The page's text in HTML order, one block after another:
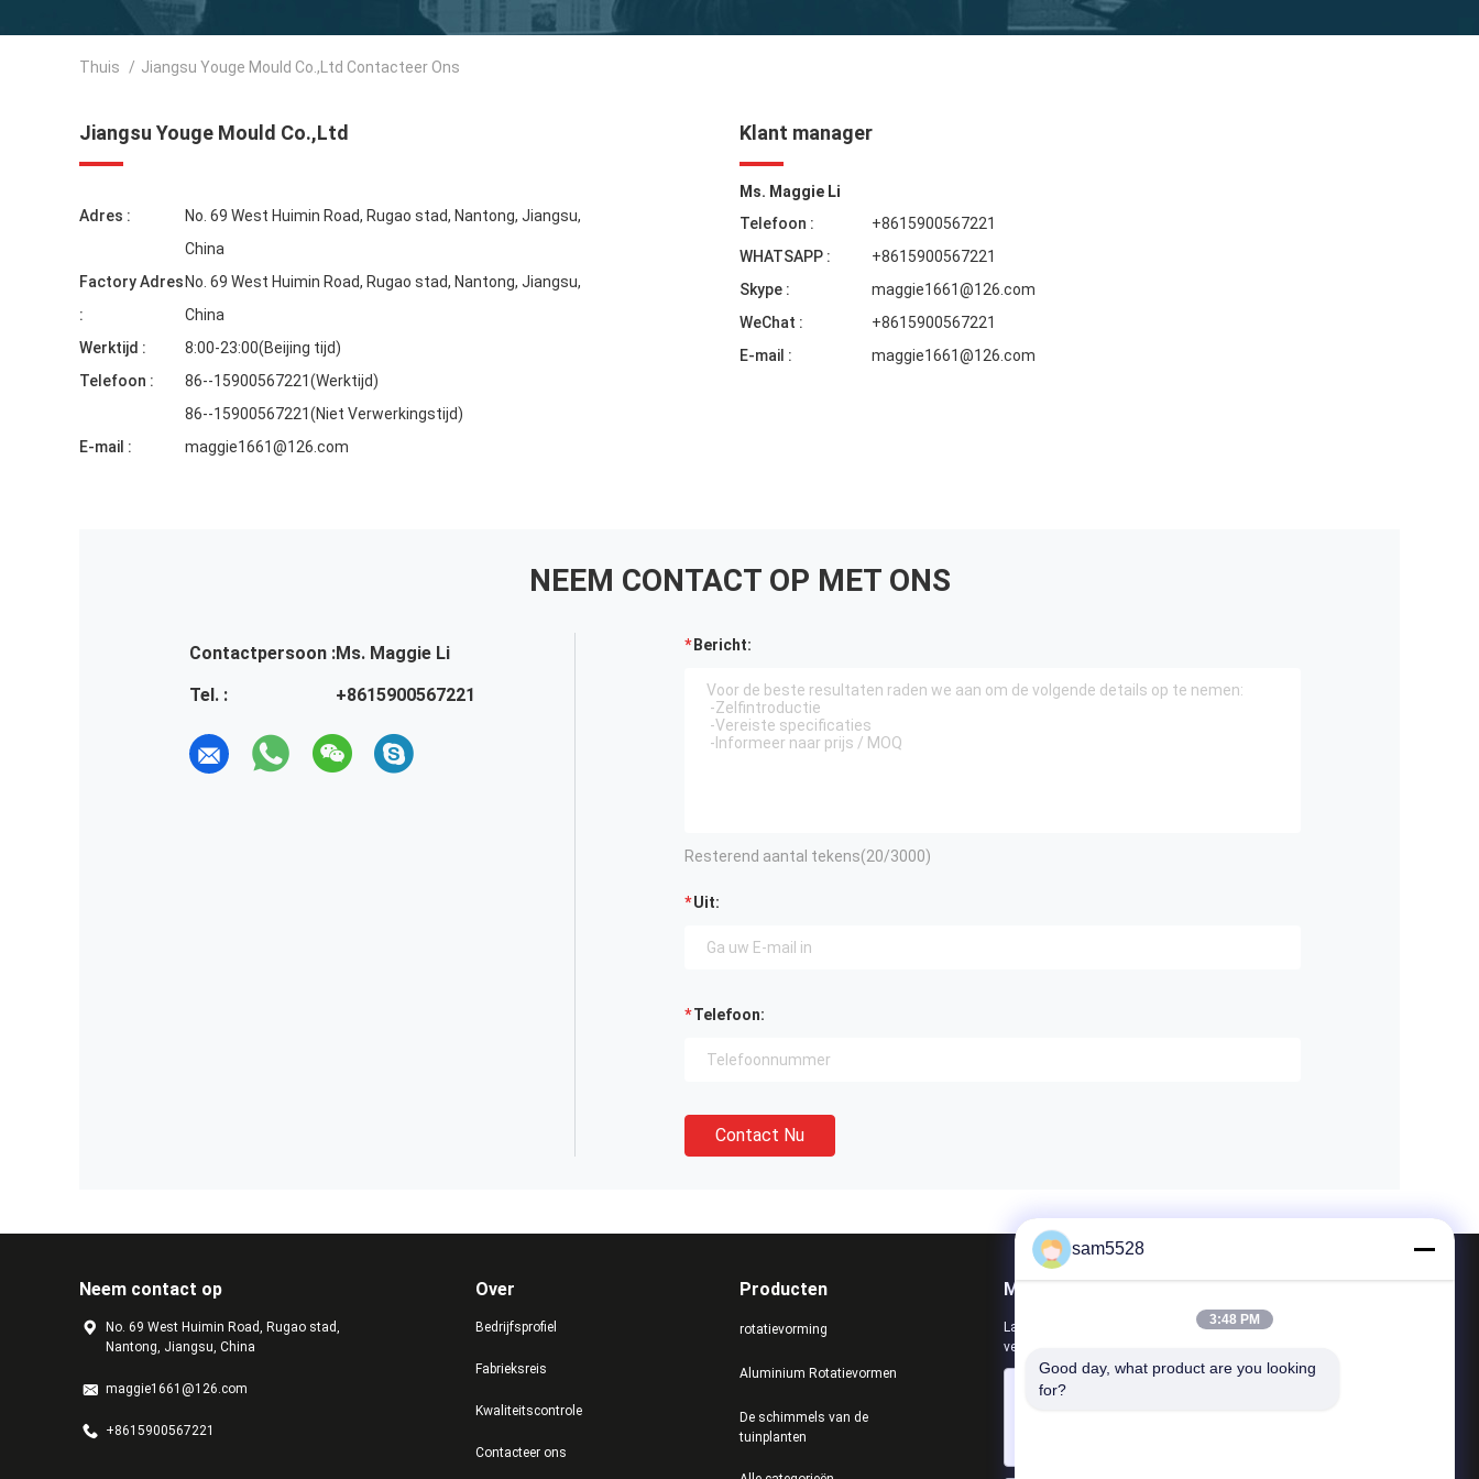
Thuis / Jiangsu Youge Mould Co.,Ltd Contacteer Ons
Jiangsu Youge Mould Co.,Ltd
Adres :
No. 69 West Huimin Road, Rugao stad, Nantong, Jiangsu,
China
Factory Adres
:
No. 69 West Huimin Road, Rugao stad, Nantong, Jiangsu,
China
Werktijd :
8:00-23:00(Beijing tijd)
Telefoon :
86--15900567221(Werktijd)
86--15900567221(Niet Verwerkingstijd)
E-mail :
maggie1661@126.com
Klant manager
Ms. Maggie Li
Telefoon :
+8615900567221
WHATSAPP :
+8615900567221
Skype :
maggie1661@126.com
WeChat :
+8615900567221
E-mail :
maggie1661@126.com
NEEM CONTACT OP MET ONS
Contactpersoon :Ms. Maggie Li
Tel. :
+8615900567221
Bericht:
Resterend aantal tekens(20/3000)
Uit:
Telefoon:
Contact Nu
Neem contact op
No. 69 West Huimin Road, Rugao stad,
Nantong, Jiangsu, China
maggie1661@126.com
+8615900567221
Over
Bedrijfsprofiel
Fabrieksreis
Kwaliteitscontrole
Contacteer ons
Producten
rotatievorming
Aluminium Rotatievormen
De schimmels van de
tuinplanten
Mail ons
Laat ons uw vereiste weten. We zullen de beste producten met u
verbinden.
sam5528
3:48 PM
Good day, what product are you looking
for?